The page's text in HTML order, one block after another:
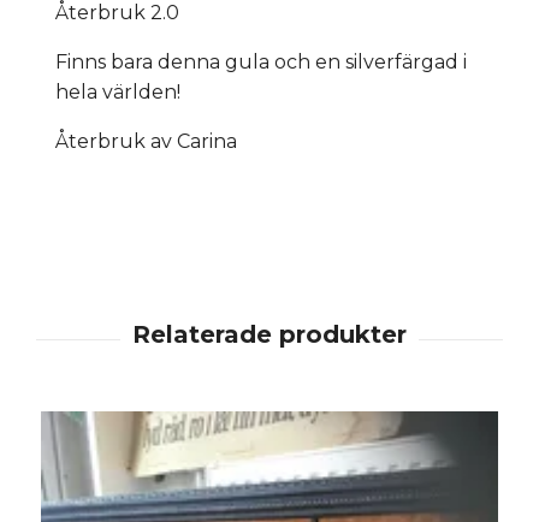
Återbruk 2.0
Finns bara denna gula och en silverfärgad i
hela världen!
Återbruk av Carina